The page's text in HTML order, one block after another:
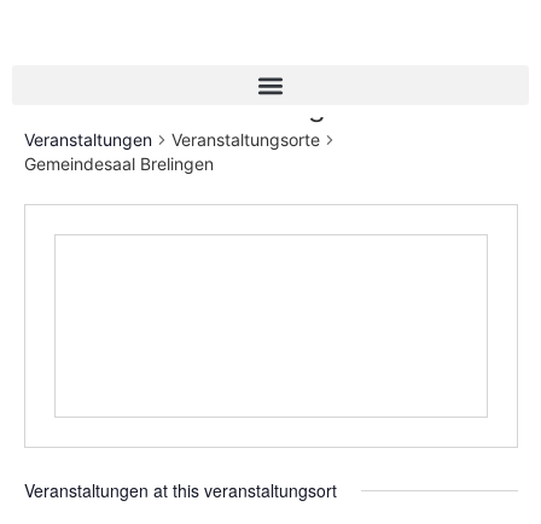
Gemeindesaal Brelingen
Veranstaltungen
Veranstaltungsorte
Gemeindesaal Brelingen
Veranstaltungen at this veranstaltungsort